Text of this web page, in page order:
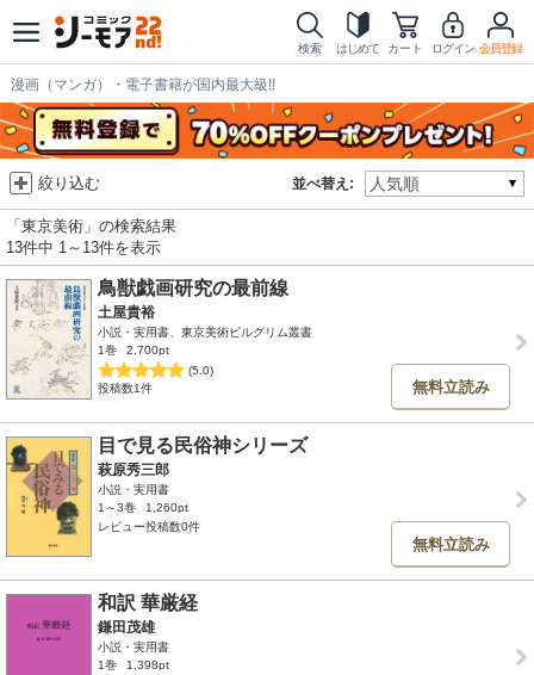
検索 はじめて カート ログイン 会員登録
漫画（マンガ）・電子書籍が国内最大級!!
並べ替え:
絞り込む
「東京美術」の検索結果
13件中 1～13件を表示
鳥獣戯画研究の最前線
土屋貴裕
小説・実用書、東京美術ピルグリム叢書
1巻
2,700pt
(5.0)
投稿数1件
無料立読み
目で見る民俗神シリーズ
萩原秀三郎
小説・実用書
1～3巻
1,260pt
レビュー投稿数0件
無料立読み
和訳 華厳経
鎌田茂雄
小説・実用書
1巻
1,398pt